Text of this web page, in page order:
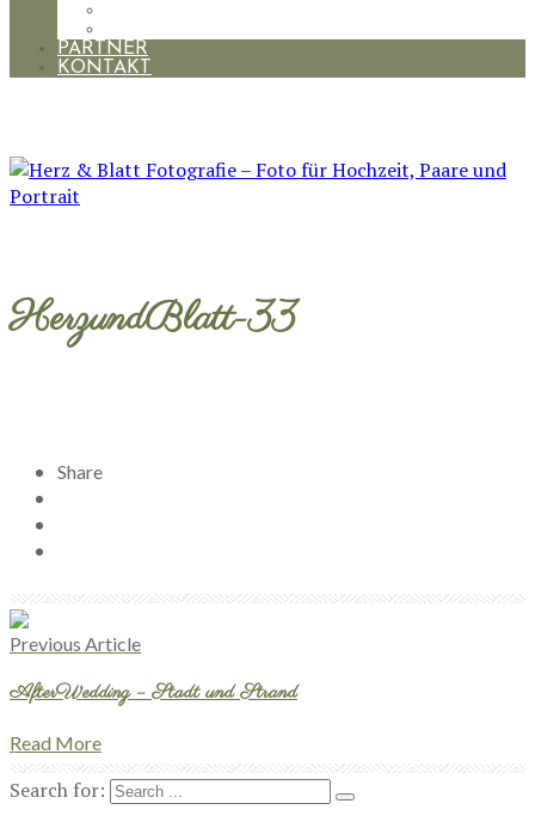
PARTNER
KONTAKT
HerzundBlatt-33
Share
Previous Article
AfterWedding – Stadt und Strand
Read More
Search for: